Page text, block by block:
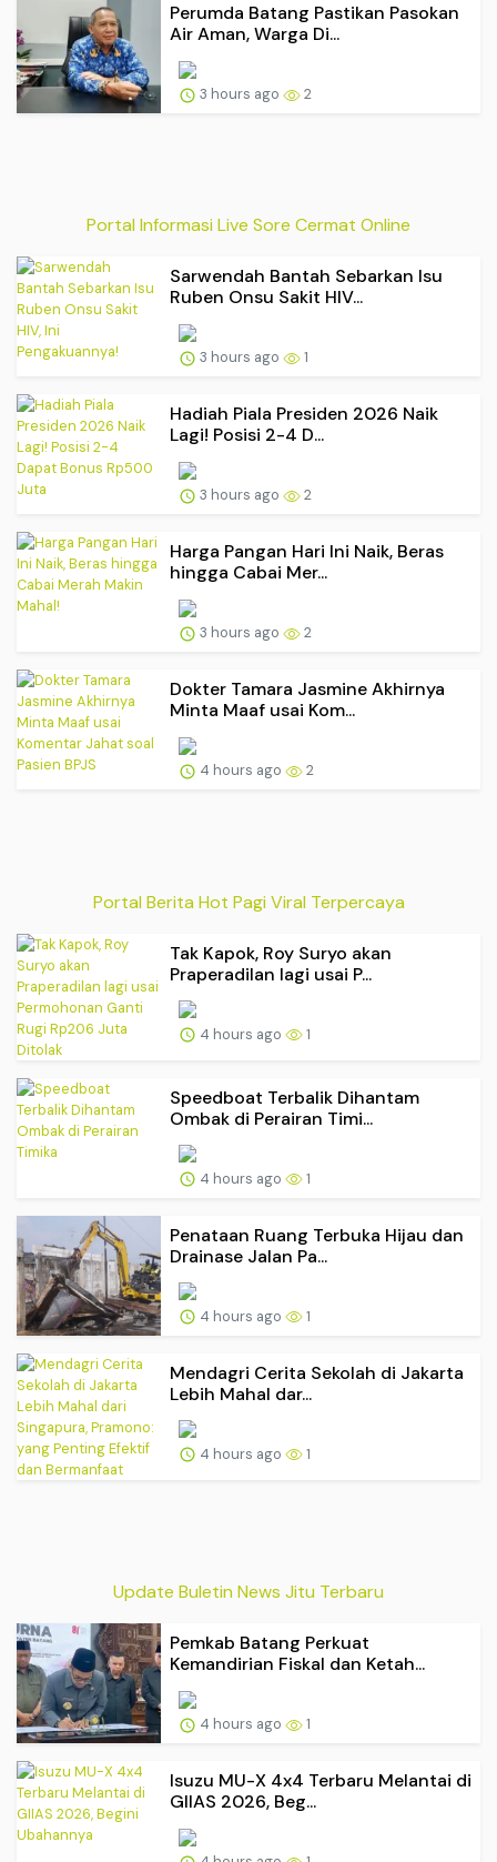
Perumda Batang Pastikan Pasokan
Air Aman, Warga Di...
3 hours ago 2
Portal Informasi Live Sore Cermat Online
Sarwendah Bantah Sebarkan Isu
Ruben Onsu Sakit HIV...
3 hours ago 1
Hadiah Piala Presiden 2026 Naik
Lagi! Posisi 2-4 D...
3 hours ago 2
Harga Pangan Hari Ini Naik, Beras
hingga Cabai Mer...
3 hours ago 2
Dokter Tamara Jasmine Akhirnya
Minta Maaf usai Kom...
4 hours ago 2
Portal Berita Hot Pagi Viral Terpercaya
Tak Kapok, Roy Suryo akan
Praperadilan lagi usai P...
4 hours ago 1
Speedboat Terbalik Dihantam
Ombak di Perairan Timi...
4 hours ago 1
Penataan Ruang Terbuka Hijau dan
Drainase Jalan Pa...
4 hours ago 1
Mendagri Cerita Sekolah di Jakarta
Lebih Mahal dar...
4 hours ago 1
Update Buletin News Jitu Terbaru
Pemkab Batang Perkuat
Kemandirian Fiskal dan Ketah...
4 hours ago 1
Isuzu MU-X 4x4 Terbaru Melantai di
GIIAS 2026, Beg...